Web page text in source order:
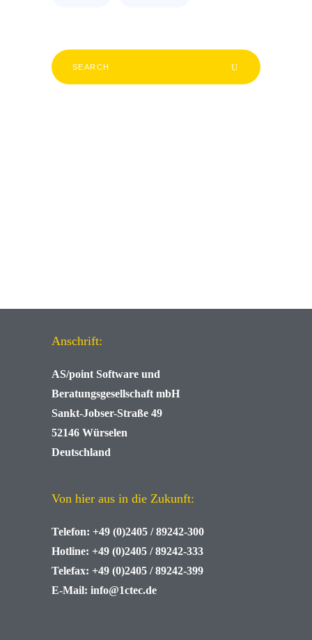
Anschrift:
AS/point Software und
Beratungsgesellschaft mbH
Sankt-Jobser-Straße 49
52146 Würselen
Deutschland
Von hier aus in die Zukunft:
Telefon: +49 (0)2405 / 89242-300
Hotline: +49 (0)2405 / 89242-333
Telefax: +49 (0)2405 / 89242-399
E-Mail: info@1ctec.de